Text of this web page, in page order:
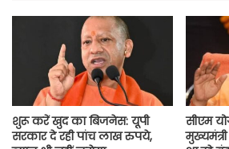
शुरू करें खुद का बिजनेस: यूपी
सरकार दे रही पांच लाख रुपये,
सीएम